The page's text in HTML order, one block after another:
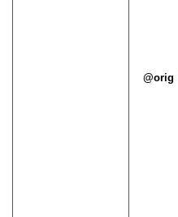
orig